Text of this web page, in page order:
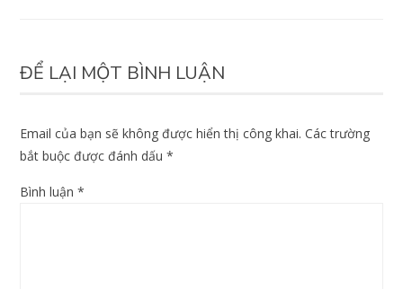
ĐỂ LẠI MỘT BÌNH LUẬN
Email của bạn sẽ không được hiển thị công khai. Các trường
bắt buộc được đánh dấu*
Bình luận*